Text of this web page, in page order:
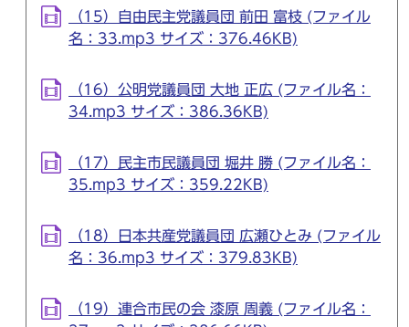
（15）自由民主党議員団 前田 富枝 (ファイル
名：33.mp3 サイズ：376.46KB)
（16）公明党議員団 大地 正広 (ファイル名：
34.mp3 サイズ：386.36KB)
（17）民主市民議員団 堀井 勝 (ファイル名：
35.mp3 サイズ：359.22KB)
（18）日本共産党議員団 広瀬ひとみ (ファイル
名：36.mp3 サイズ：379.83KB)
（19）連合市民の会 漆原 周義 (ファイル名：